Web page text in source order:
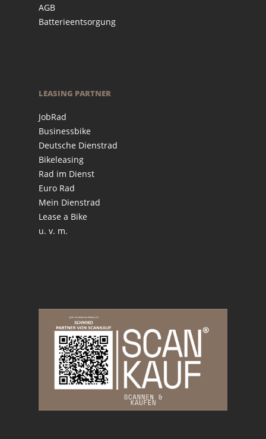
AGB
Batterieentsorgung
LEASING PARTNER
JobRad
Businessbike
Deutsche Dienstrad
Bikeleasing
Rad im Dienst
Euro Rad
Mein Dienstrad
Lease a Bike
u. v. m.